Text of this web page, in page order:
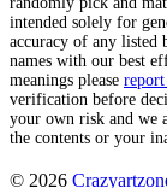
intended solely for
accuracy of any listed
names with our best
meanings please
verification before
your own risk and we
the contents or your
© 2026